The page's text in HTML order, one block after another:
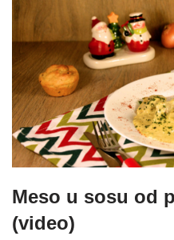
Meso u sosu od
(video)